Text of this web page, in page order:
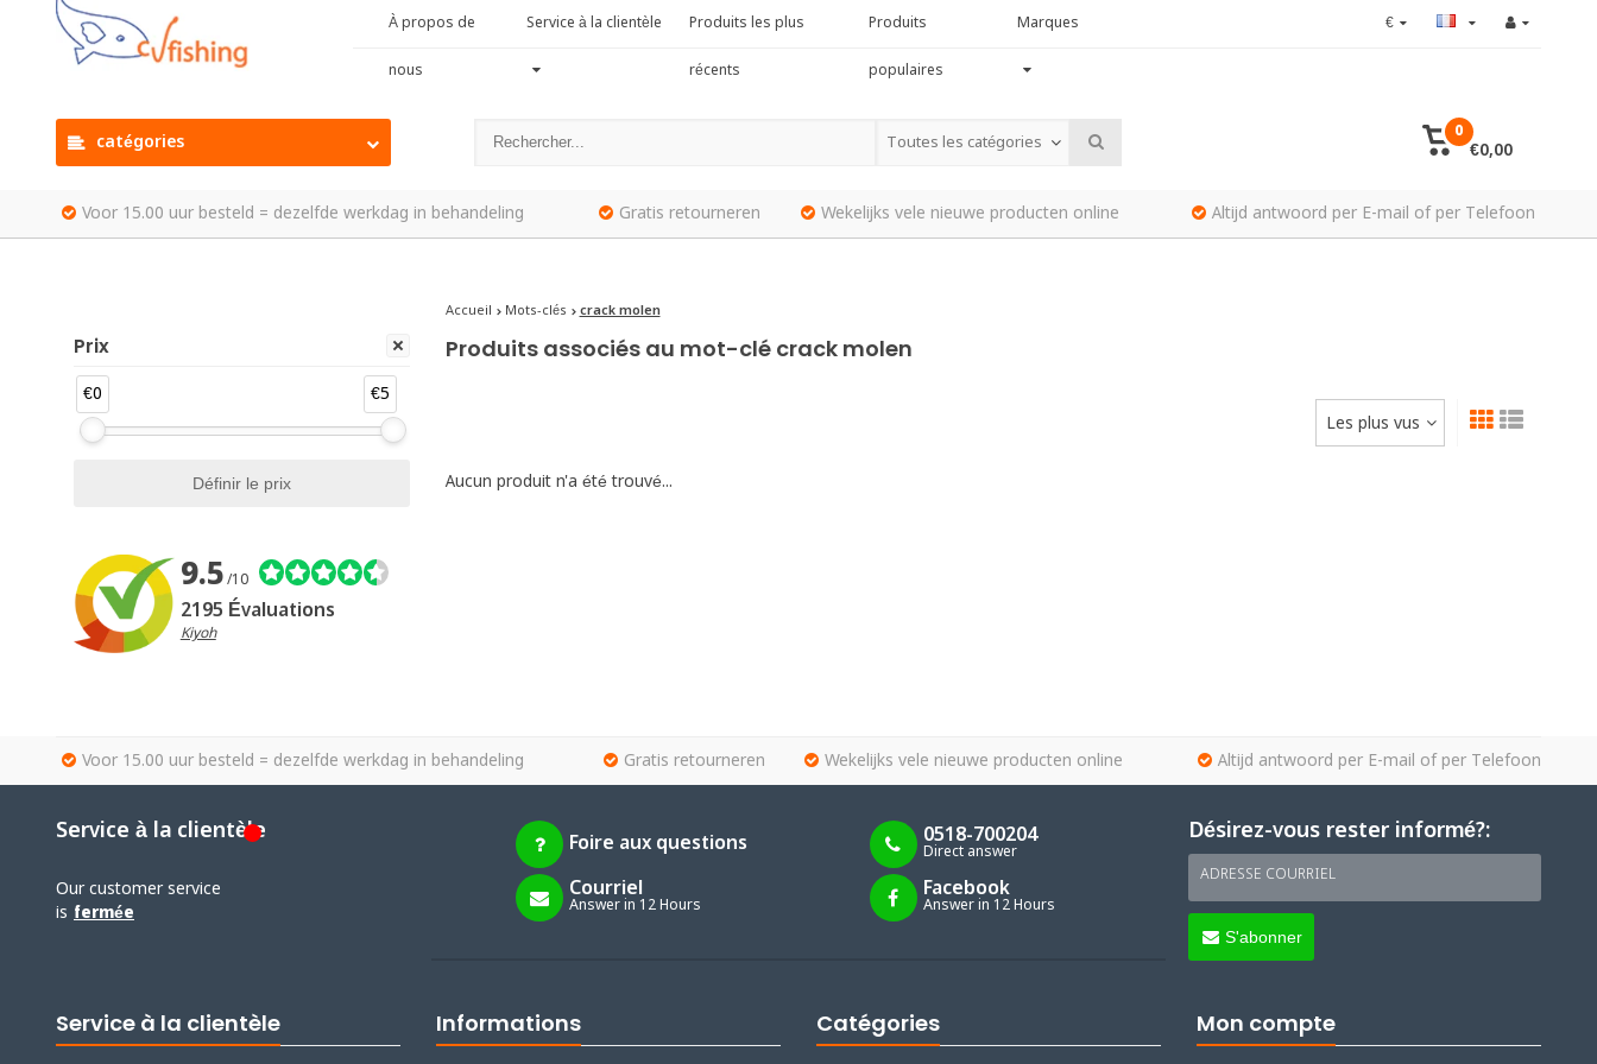
À propos de
nous
Service à la clientèle Produits les plus
récents
Produits
populaires
Marques €
catégories Toutes les catégories
0
€0,00
Voor 15.00 uur besteld = dezelfde werkdag in behandeling Gratis retourneren Wekelijks vele nieuwe producten online Altijd antwoord per E-mail of per Telefoon
Prix
€0 €5
9.5/10
2195 Évaluations
Kiyoh
Accueil Mots-clés crack molen
Produits associés au mot-clé crack molen
Les plus vus
Aucun produit n'a été trouvé...
Voor 15.00 uur besteld = dezelfde werkdag in behandeling Gratis retourneren Wekelijks vele nieuwe producten online Altijd antwoord per E-mail of per Telefoon
Service à la clientèle
Our customer service
is fermée
Foire aux questions 0518-700204
Direct answer
Courriel
Answer in 12 Hours
Facebook
Answer in 12 Hours
Désirez-vous rester informé?:
ADRESSE COURRIEL
S'abonner
Service à la clientèle Informations Catégories Mon compte